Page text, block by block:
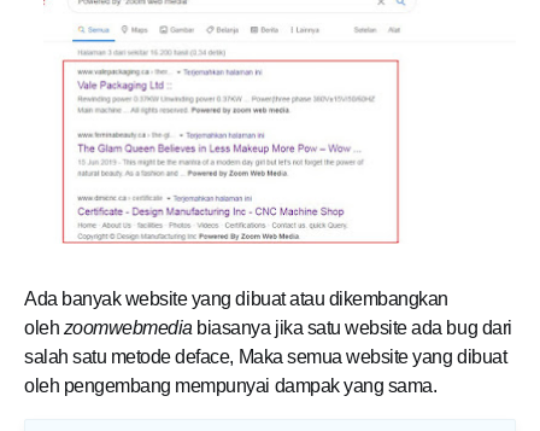
Ada banyak website yang dibuat atau dikembangkan
oleh zoomwebmedia biasanya jika satu website ada bug dari
salah satu metode deface, Maka semua website yang dibuat
oleh pengembang mempunyai dampak yang sama.